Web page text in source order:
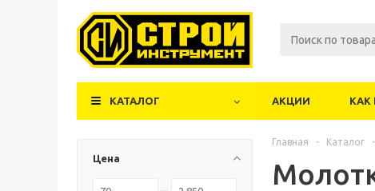
КАТАЛОГ АКЦИИ КАК
Цена
Главная - Каталог -